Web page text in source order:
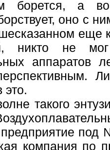
борется, а
оно с
еще
никто не
аппаратов
это.
такого
предприятие
компания по